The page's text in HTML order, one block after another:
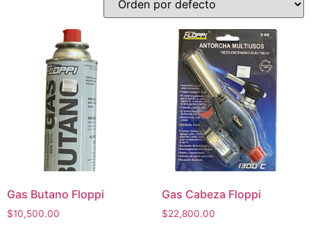
Gas Butano Floppi
$10,500.00
Gas Cabeza Floppi
$22,800.00